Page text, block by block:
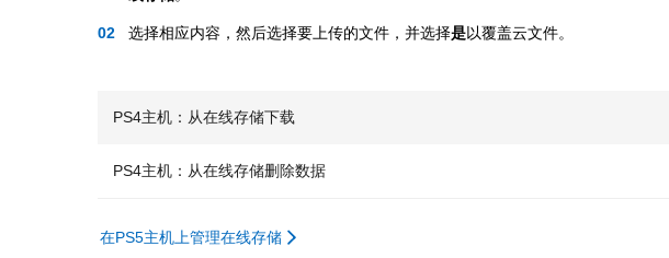
选择相应内容，然后选择要上传的文件，并选择是以覆盖云文件。
PS4主机：从在线存储下载
PS4主机：从在线存储删除数据
在PS5主机上管理在线存储